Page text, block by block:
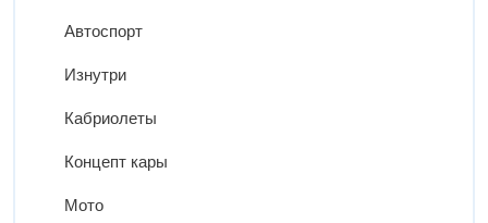
Автоспорт
Изнутри
Кабриолеты
Концепт кары
Мото